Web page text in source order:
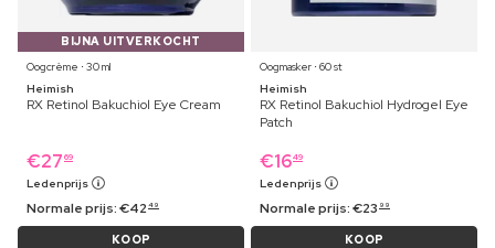
BIJNA UITVERKOCHT
Oogcrème ⋅ 30 ml
Heimish
RX Retinol Bakuchiol Eye Cream
€27 69
Ledenprijs
Normale prijs:€42 49
KOOP
Oogmasker ⋅ 60 st
Heimish
RX Retinol Bakuchiol Hydrogel Eye
Patch
€1649
Ledenprijs
Normale prijs:€23 99
KOOP